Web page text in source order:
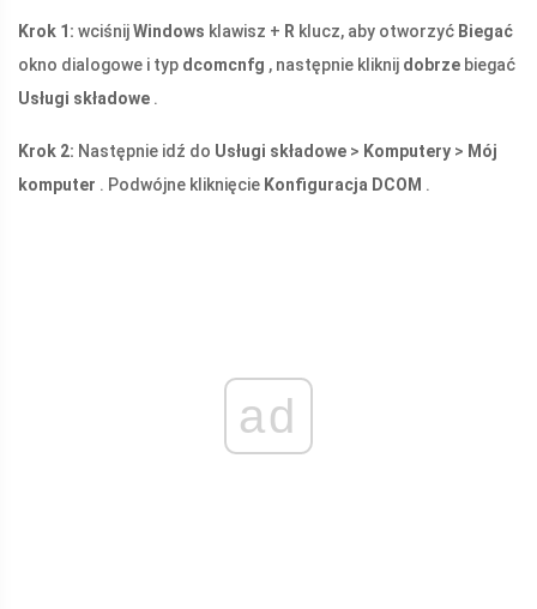
Krok 1: wciśnijWindows klawisz + R klucz, aby otworzyć Biegać
okno dialogowe i typ dcomcnfg , następnie kliknij dobrze biegać
Usługi składowe .
Krok 2: Następnie idź do Usługi składowe > Komputery > Mój
komputer . Podwójne kliknięcie Konfiguracja DCOM .
ad